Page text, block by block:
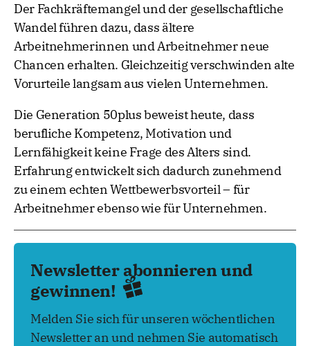
Der Fachkräftemangel und der gesellschaftliche
Wandel führen dazu, dass ältere
Arbeitnehmerinnen und Arbeitnehmer neue
Chancen erhalten. Gleichzeitig verschwinden alte
Vorurteile langsam aus vielen Unternehmen.
Die Generation 50plus beweist heute, dass
berufliche Kompetenz, Motivation und
Lernfähigkeit keine Frage des Alters sind.
Erfahrung entwickelt sich dadurch zunehmend
zu einem echten Wettbewerbsvorteil – für
Arbeitnehmer ebenso wie für Unternehmen.
Newsletter abonnieren und
gewinnen!
Melden Sie sich für unseren wöchentlichen
Newsletter an und nehmen Sie automatisch